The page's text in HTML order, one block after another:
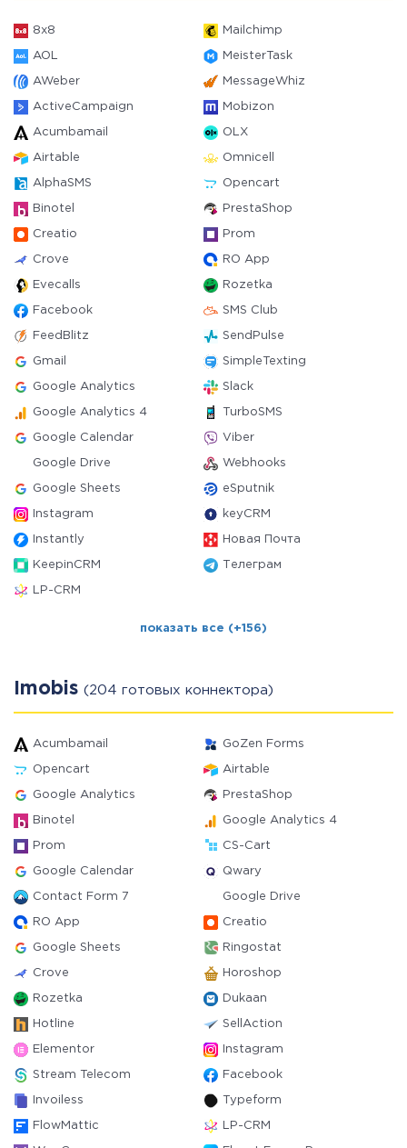
8x8 Mailchimp
AOL MeisterTask
AWeber MessageWhiz
ActiveCampaign Mobizon
Acumbamail OLX
Airtable Omnicell
AlphaSMS Opencart
Binotel PrestaShop
Creatio Prom
Crove RO App
Evecalls Rozetka
Facebook SMS Club
FeedBlitz SendPulse
Gmail SimpleTexting
Google Analytics Slack
Google Analytics 4 TurboSMS
Google Calendar Viber
Google Drive Webhooks
Google Sheets eSputnik
Instagram keyCRM
Instantly Новая Почта
KeepinCRM Телеграм
LP-CRM
показать все (+156)
Imobis (204 готовых коннектора)
Acumbamail GoZen Forms
Opencart Airtable
Google Analytics PrestaShop
Binotel Google Analytics 4
Prom CS-Cart
Google Calendar Qwary
Contact Form 7 Google Drive
RO App Creatio
Google Sheets Ringostat
Crove Horoshop
Rozetka Dukaan
Hotline SellAction
Elementor Instagram
Stream Telecom Facebook
Invoiless Typeform
FlowMattic LP-CRM